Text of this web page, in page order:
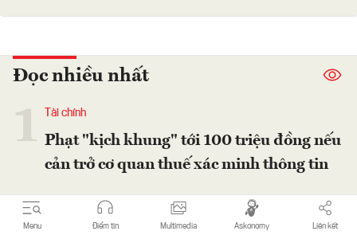
Menu Điểm tin Multimedia Askonomy Liên kết
Đọc nhiều nhất
Tài chính
Phạt "kịch khung" tới 100 triệu đồng nếu
cản trở cơ quan thuế xác minh thông tin
Địa phương